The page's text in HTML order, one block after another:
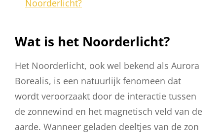
Noorderlicht?
Wat is het Noorderlicht?
Het Noorderlicht, ook wel bekend als Aurora
Borealis, is een natuurlijk fenomeen dat
wordt veroorzaakt door de interactie tussen
de zonnewind en het magnetisch veld van de
aarde. Wanneer geladen deeltjes van de zon